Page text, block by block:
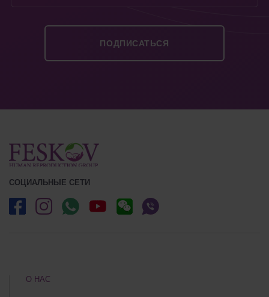
СОЦИАЛЬНЫЕ СЕТИ
О НАС